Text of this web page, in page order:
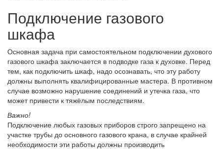
Подключение газового
шкафа
Основная задача при самостоятельном подключении духового
газового шкафа заключается в подводке газа к духовке. Перед
тем, как подключить шкаф, надо осознавать, что эту работу
должны выполнять квалифицированные мастера. В противном
случае возможно нарушение соединений и утечка газа, что
может привести к тяжёлым последствиям.
Важно!
Подключение любых газовых приборов строго запрещено на
участке трубы до основного газового крана, в случае крайней
необходимости эти работы должны производить